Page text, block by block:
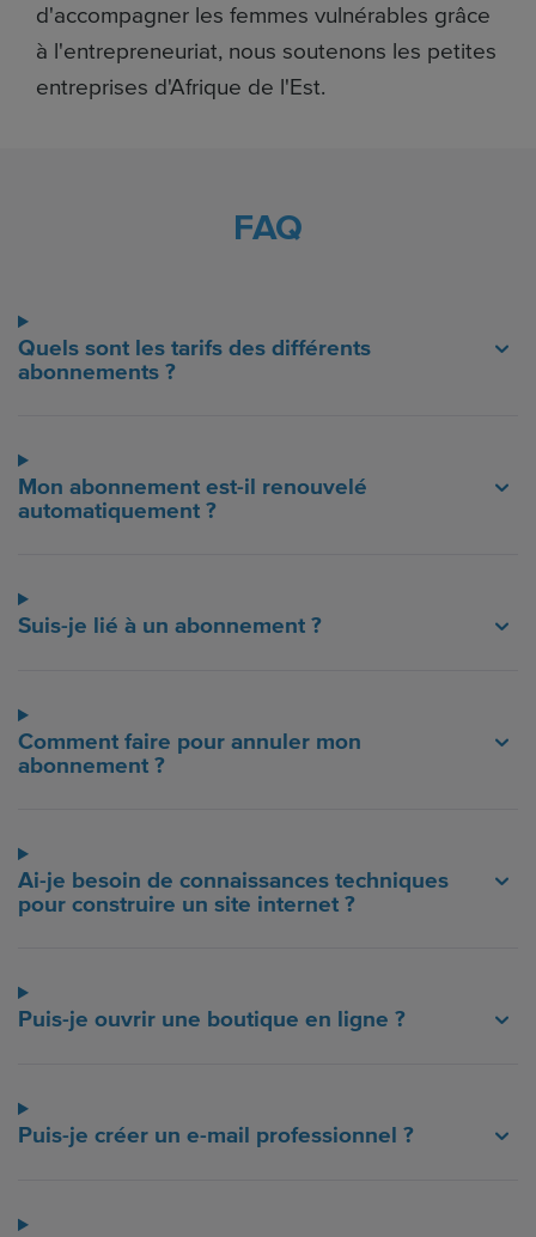
d'accompagner les femmes vulnérables grâce
à l'entrepreneuriat, nous soutenons les petites
entreprises d'Afrique de l'Est.
FAQ
Quels sont les tarifs des différents
abonnements ?
Mon abonnement est-il renouvelé
automatiquement ?
Suis-je lié à un abonnement ?
Comment faire pour annuler mon
abonnement ?
Ai-je besoin de connaissances techniques
pour construire un site internet ?
Puis-je ouvrir une boutique en ligne ?
Puis-je créer un e-mail professionnel ?